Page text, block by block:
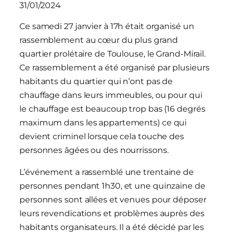
31/01/2024
Ce samedi 27 janvier à 17h était organisé un
rassemblement au cœur du plus grand
quartier prolétaire de Toulouse, le Grand-Mirail.
Ce rassemblement a été organisé par plusieurs
habitants du quartier qui n’ont pas de
chauffage dans leurs immeubles, ou pour qui
le chauffage est beaucoup trop bas (16 degrés
maximum dans les appartements) ce qui
devient criminel lorsque cela touche des
personnes âgées ou des nourrissons.
L’événement a rassemblé une trentaine de
personnes pendant 1h30, et une quinzaine de
personnes sont allées et venues pour déposer
leurs revendications et problèmes auprès des
habitants organisateurs. Il a été décidé par les